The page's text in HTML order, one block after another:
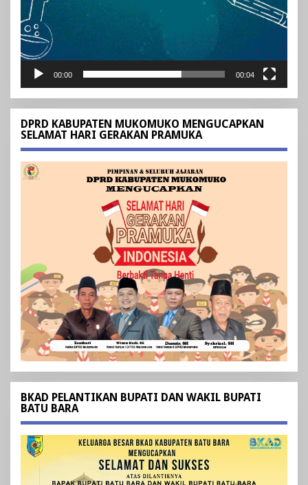
00:00 00:04
DPRD KABUPATEN MUKOMUKO MENGUCAPKAN
SELAMAT HARI GERAKAN PRAMUKA
BKAD PELANTIKAN BUPATI DAN WAKIL BUPATI
BATU BARA